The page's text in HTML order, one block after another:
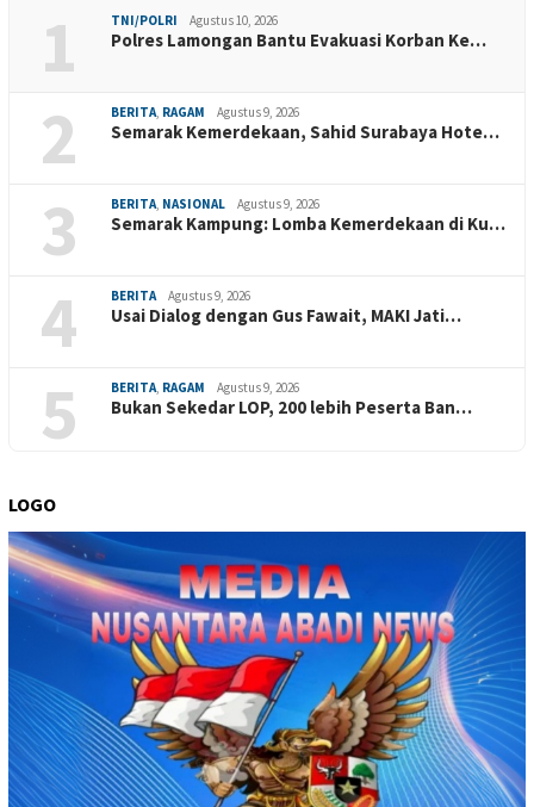
1 TNI/POLRI Agustus 10, 2026
Polres Lamongan Bantu Evakuasi Korban Ke…
2 BERITA, RAGAM Agustus 9, 2026
Semarak Kemerdekaan, Sahid Surabaya Hote…
3 BERITA, NASIONAL Agustus 9, 2026
Semarak Kampung: Lomba Kemerdekaan di Ku…
4 BERITA Agustus 9, 2026
Usai Dialog dengan Gus Fawait, MAKI Jati…
5 BERITA, RAGAM Agustus 9, 2026
Bukan Sekedar LOP, 200 lebih Peserta Ban…
LOGO